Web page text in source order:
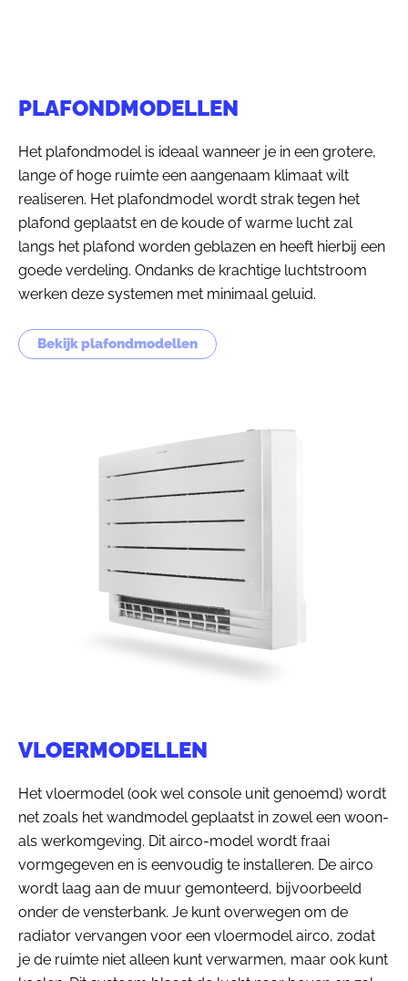
PLAFONDMODELLEN
Het plafondmodel is ideaal wanneer je in een grotere,
lange of hoge ruimte een aangenaam klimaat wilt
realiseren. Het plafondmodel wordt strak tegen het
plafond geplaatst en de koude of warme lucht zal
langs het plafond worden geblazen en heeft hierbij een
goede verdeling. Ondanks de krachtige luchtstroom
werken deze systemen met minimaal geluid.
Bekijk plafondmodellen
VLOERMODELLEN
Het vloermodel (ook wel console unit genoemd) wordt
net zoals het wandmodel geplaatst in zowel een woon-
als werkomgeving. Dit airco-model wordt fraai
vormgegeven en is eenvoudig te installeren. De airco
wordt laag aan de muur gemonteerd, bijvoorbeeld
onder de vensterbank. Je kunt overwegen om de
radiator vervangen voor een vloermodel airco, zodat
je de ruimte niet alleen kunt verwarmen, maar ook kunt